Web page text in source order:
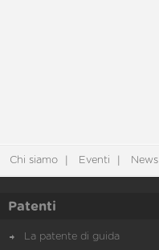
Chi siamo Eventi
Patenti
La patente di guida